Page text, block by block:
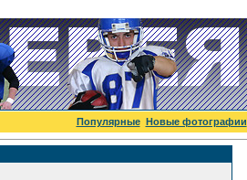
Популярные Новые фотографии